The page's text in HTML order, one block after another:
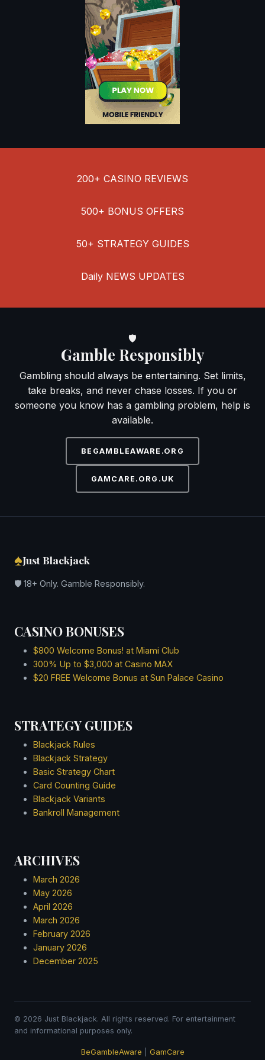
December 2023
November 2023
October 2023
September 2023
August 2023
February 2023
December 2022
October 2022
July 2022
March 2022
December 2021
October 2021
September 2021
August 2021
June 2021
January 2021
October 2020
August 2020
May 2020
April 2020
March 2020
February 2020
November 2019
October 2019
September 2019
August 2019
July 2019
June 2019
May 2019
February 2019
December 2018
November 2018
October 2018
September 2018
August 2018
July 2018
April 2018
March 2018
February 2018
January 2018
200+ CASINO REVIEWS
500+ BONUS OFFERS
50+ STRATEGY GUIDES
Daily NEWS UPDATES
🛡
Gamble Responsibly
Gambling should always be entertaining. Set limits,
take breaks, and never chase losses. If you or
someone you know has a gambling problem, help is
available.
BEGAMBLEAWARE.ORG
GAMCARE.ORG.UK
♠Just Blackjack
🛡 18+ Only. Gamble Responsibly.
CASINO BONUSES
$800 Welcome Bonus! at Miami Club
300% Up to $3,000 at Casino MAX
$20 FREE Welcome Bonus at Sun Palace Casino
STRATEGY GUIDES
Blackjack Rules
Blackjack Strategy
Basic Strategy Chart
Card Counting Guide
Blackjack Variants
Bankroll Management
ARCHIVES
March 2026
May 2026
April 2026
March 2026
February 2026
January 2026
December 2025
© 2026 Just Blackjack. All rights reserved. For entertainment
and informational purposes only.
BeGambleAware GamCare